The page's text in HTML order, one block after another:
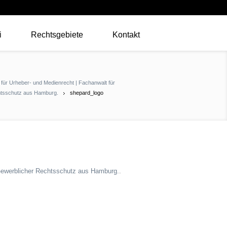
Rechtsgebiete Kontakt
Urheber- und Medienrecht | Fachanwalt für
aus Hamburg.
shepard_logo
Rechtsschutz aus Hamburg..